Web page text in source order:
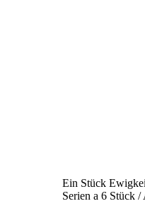
Ein Stück
Serien a 6 Stück